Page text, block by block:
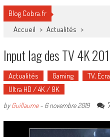
Blog Cobra.fr
Accueil > Actualités >
Input lag des TV 4K
Actualités Gaming
TV,
Ultra HD / 4K / 8K
byGuillaume- 6 novembre 2019